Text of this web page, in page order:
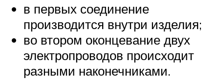
в первых соединение
производится внутри изделия;
во втором оконцевание двух
электропроводов происходит
разными наконечниками.